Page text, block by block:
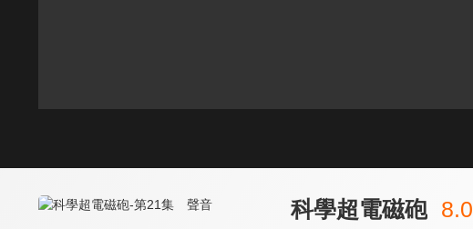
科學超電磁砲 8.0